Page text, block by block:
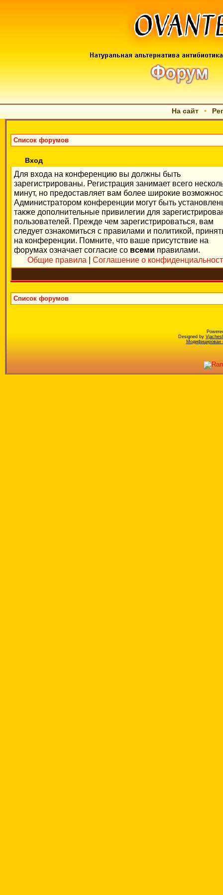
На сайт •
Список форумов
Вход
Для входа на конференцию вы должны быть
зарегистрированы. Регистрация занимает всего
минут, но предоставляет вам более широкие
Администратором конференции могут быть
также дополнительные привилегии для
пользователей. Прежде чем зарегистрироваться, вам
следует ознакомиться с правилами и политикой,
на конференции. Помните, что ваше присутствие на
форумах означает согласие со всеми правилами.
Общие правила | Соглашение о
Список форумов
Designed by
Модифицирован